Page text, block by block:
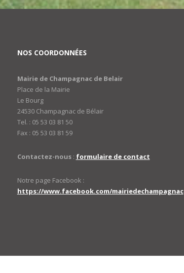
NOS COORDONNÉES
Mairie de Champagnac de Belair
Place de la Mairie
Le Bourg
24530 Champagnac de Bélair
Tel. : 05 53 03 81 50
Fax : 05 53 03 81 59
Contactez-nous: formulaire de contact
Notre page Facebook :
https://www.facebook.com/mairiedechampagnac